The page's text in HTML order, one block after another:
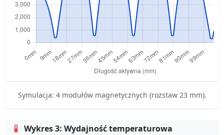
Symulacja: 4 modułów magnetycznych (rozstaw 23 mm).
Wykres 3: Wydajność temperaturowa